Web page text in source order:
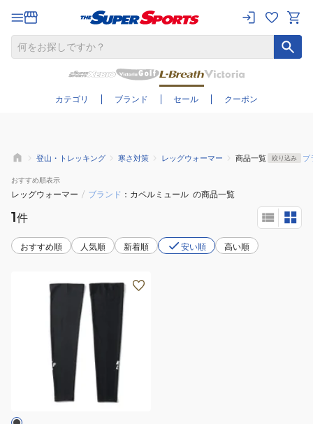
カテゴリ ブランド セール クーポン
さらに絞り込む
登山・トレッキング 寒さ対策 レッグウォーマー 商品一覧 絞り込み ブ
おすすめ順表示
レッグウォーマー / ブランド カペルミュール の商品一覧
1件
おすすめ順 人気順 新着順 安い順 高い順
レ